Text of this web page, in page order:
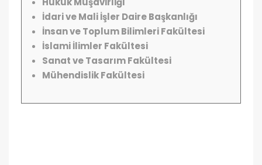
İdari ve Mali İşler Daire Başkanlığı
İnsan ve Toplum Bilimleri Fakültesi
İslami İlimler Fakültesi
Sanat ve Tasarım Fakültesi
Mühendislik Fakültesi